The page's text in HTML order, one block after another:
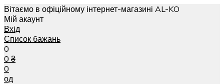
Вітаємо в офіційному інтернет-магазині AL-KO
Мій акаунт
Вхід
Список бажань
0
0 ₴
0
од